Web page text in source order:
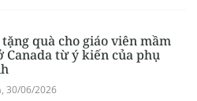
tặng quà cho giáo viên mầm
Canada từ ý kiến của phụ
30/06/2026